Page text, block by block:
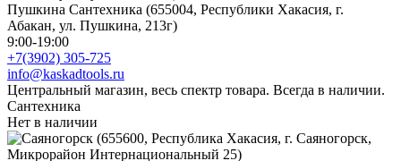
Пушкина Сантехника (655004, Республики Хакасия, г.
Абакан, ул. Пушкина, 213г)
9:00-19:00
+7(3902) 305-725
info@kaskadtools.ru
Центральный магазин, весь спектр товара. Всегда в наличии.
Сантехника
Нет в наличии